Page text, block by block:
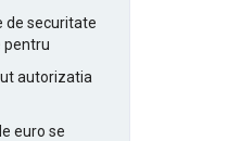
de securitate
pentru
autorizatia
euro se